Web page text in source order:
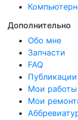
Дополнительно
Обо мне
Запчасти
FAQ
Публикации
Мои работы
Мои